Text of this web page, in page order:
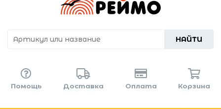
НАЙТИ
Помощь Доставка Оплата Корзина